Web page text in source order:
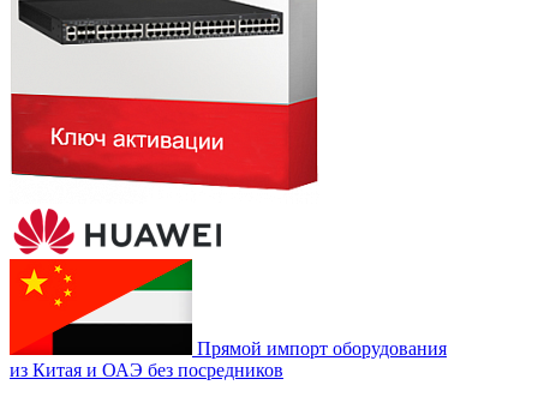
Прямой импорт оборудования
из Китая и ОАЭ без посредников